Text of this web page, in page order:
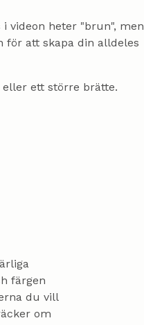
videon heter "brun", men
för att skapa din alldeles
ett större brätte.
färgen
du vill
om